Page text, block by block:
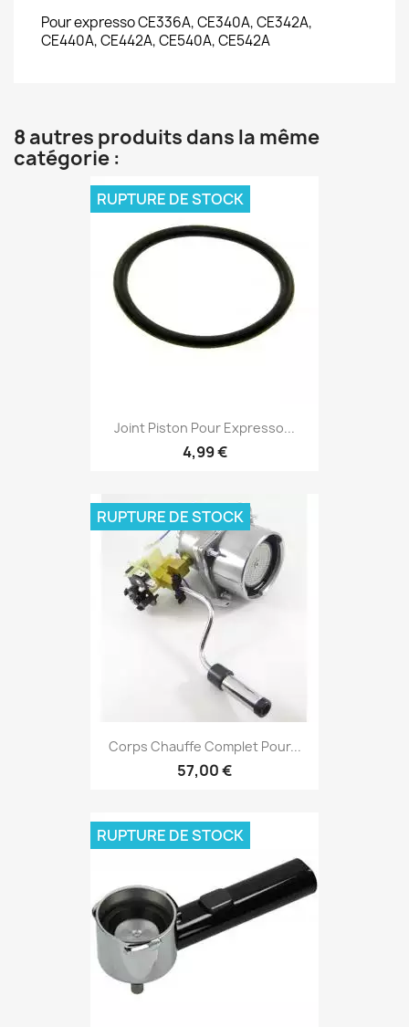
Pour expresso CE336A, CE340A, CE342A,
CE440A, CE442A, CE540A, CE542A
8 autres produits dans la même
catégorie :
Joint Piston Pour Expresso...
4,99 €
RUPTURE DE STOCK
Corps Chauffe Complet Pour...
57,00 €
RUPTURE DE STOCK
RUPTURE DE STOCK